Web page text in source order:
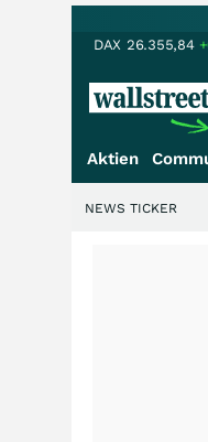
DAX 26.355,84
Aktien
NEWS TICKER